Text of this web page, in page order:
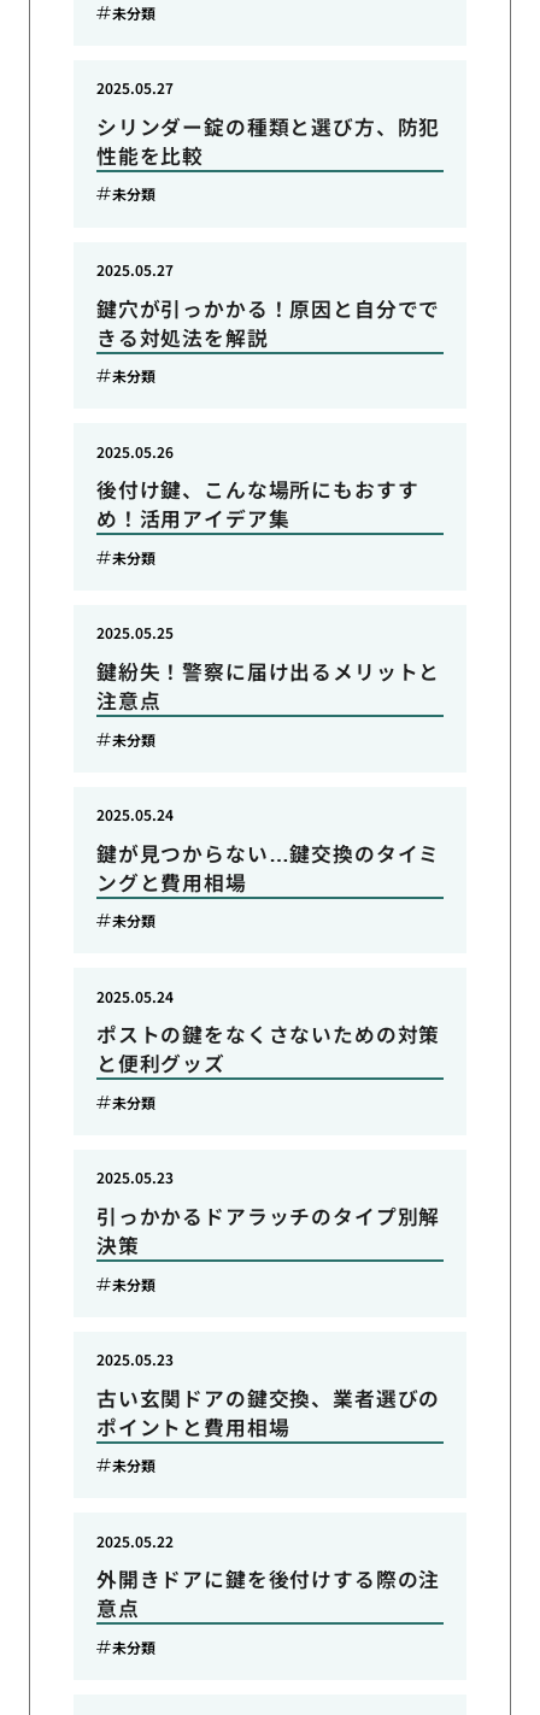
未分類
シリンダー錠の種類と選び方、防犯
性能を比較
2025.05.27
未分類
鍵穴が引っかかる！原因と自分でで
きる対処法を解説
2025.05.27
未分類
後付け鍵、こんな場所にもおすす
め！活用アイデア集
2025.05.26
未分類
鍵紛失！警察に届け出るメリットと
注意点
2025.05.25
未分類
鍵が見つからない…鍵交換のタイミ
ングと費用相場
2025.05.24
未分類
ポストの鍵をなくさないための対策
と便利グッズ
2025.05.24
未分類
引っかかるドアラッチのタイプ別解
決策
2025.05.23
未分類
古い玄関ドアの鍵交換、業者選びの
ポイントと費用相場
2025.05.23
未分類
外開きドアに鍵を後付けする際の注
意点
2025.05.22
未分類